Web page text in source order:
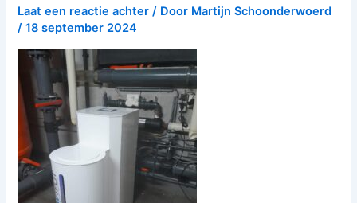
Laat een reactie achter / Door Martijn Schoonderwoerd
/18 september 2024